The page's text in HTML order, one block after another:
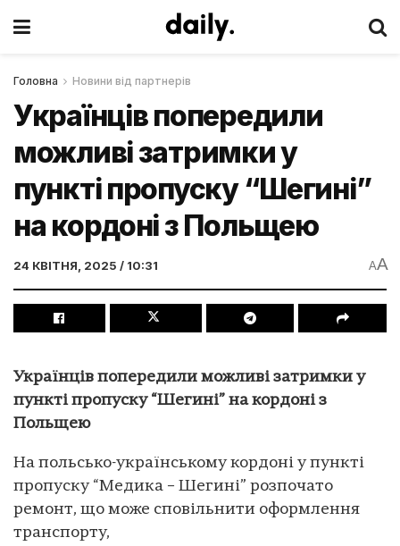
Головна Новини від партнерів
Українців попередили
можливі затримки у
пункті пропуску “Шегині”
на кордоні з Польщею
24 КВІТНЯ, 2025 / 10:31 AA
Українців попередили можливі затримки у
пункті пропуску “Шегині” на кордоні з
Польщею
На польсько-українському кордоні у пункті
пропуску “Медика – Шегині” розпочато
ремонт, що може сповільнити оформлення
транспорту,